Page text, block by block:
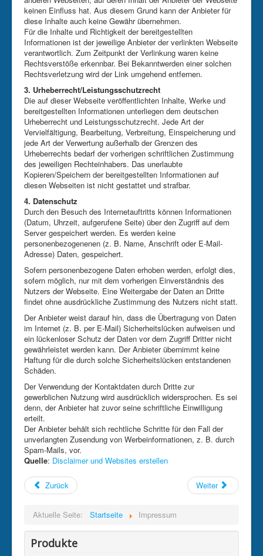
keinen Einfluss hat. Aus diesem Grund kann der Anbieter für
diese Inhalte auch keine Gewähr übernehmen.
Für die Inhalte und Richtigkeit der bereitgestellten
Informationen ist der jeweilige Anbieter der verlinkten Webseite
verantwortlich. Zum Zeitpunkt der Verlinkung waren keine
Rechtsverstöße erkennbar. Bei Bekanntwerden einer solchen
Rechtsverletzung wird der Link umgehend entfernen.
3. Urheberrecht/Leistungsschutzrecht
Die auf dieser Webseite veröffentlichten Inhalte, Werke und
bereitgestellten Informationen unterliegen dem deutschen
Urheberrecht und Leistungsschutzrecht. Jede Art der
Vervielfältigung, Bearbeitung, Verbreitung, Einspeicherung und
jede Art der Verwertung außerhalb der Grenzen des
Urheberrechts bedarf der vorherigen schriftlichen Zustimmung
des jeweiligen Rechteinhabers. Das unerlaubte
Kopieren/Speichern der bereitgestellten Informationen auf
diesen Webseiten ist nicht gestattet und strafbar.
4. Datenschutz
Durch den Besuch des Internetauftritts können Informationen
(Datum, Uhrzeit, aufgerufene Seite) über den Zugriff auf dem
Server gespeichert werden. Es werden keine
personenbezogenenen (z. B. Name, Anschrift oder E-Mail-
Adresse) Daten, gespeichert.
Sofern personenbezogene Daten erhoben werden, erfolgt dies,
sofern möglich, nur mit dem vorherigen Einverständnis des
Nutzers der Webseite. Eine Weitergabe der Daten an Dritte
findet ohne ausdrückliche Zustimmung des Nutzers nicht statt.
Der Anbieter weist darauf hin, dass die Übertragung von Daten
im Internet (z. B. per E-Mail) Sicherheitslücken aufweisen und
ein lückenloser Schutz der Daten vor dem Zugriff Dritter nicht
gewährleistet werden kann. Der Anbieter übernimmt keine
Haftung für die durch solche Sicherheitslücken entstandenen
Schäden.
Der Verwendung der Kontaktdaten durch Dritte zur
gewerblichen Nutzung wird ausdrücklich widersprochen. Es sei
denn, der Anbieter hat zuvor seine schriftliche Einwilligung
erteilt.
Der Anbieter behält sich rechtliche Schritte für den Fall der
unverlangten Zusendung von Werbeinformationen, z. B. durch
Spam-Mails, vor.
Quelle: Disclaimer und Websites erstellen
Zurück Weiter
Aktuelle Seite: Startseite Impressum
Produkte